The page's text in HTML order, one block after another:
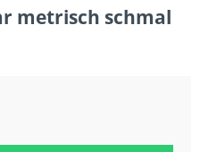
metrisch schmal